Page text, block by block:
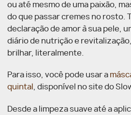
ou até mesmo de uma paixão,
do que passar cremes no rosto.
declaração de amor à sua pele,
diário de nutrição e
brilhar, literalmente.
Para isso, você pode usar a
quintal , disponível no site do
Desde a limpeza suave até a